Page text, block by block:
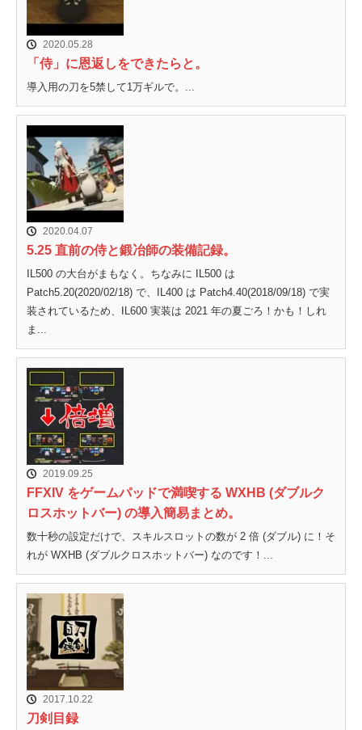
2020.05.28
「侍」に恩返しをできたらと。
導入用の刀を5禁して1万ギルで。...
2020.04.07
5.25 直前の侍と鍛冶師の装備記録。
IL500 の大台がまもなく。ちなみに IL500 は
Patch5.20(2020/02/18) で、IL400 は Patch4.40(2018/09/18) で実
装されているため、IL600 実装は 2021 年の夏ごろ！かも！しれ
ま...
2019.09.25
FFXIV をゲームパッドで満喫する WXHB (ダブルク
ロスホットバー) の導入簡易まとめ。
数十秒の設定だけで、スキルスロットの数が 2 倍 (ダブル) に！そ
れが WXHB (ダブルクロスホットバー) なのです！...
2017.10.22
刀剣目録